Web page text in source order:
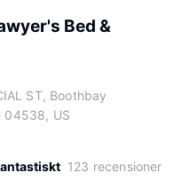
Bed &
ST, Boothbay
04538, US
123 recensioner